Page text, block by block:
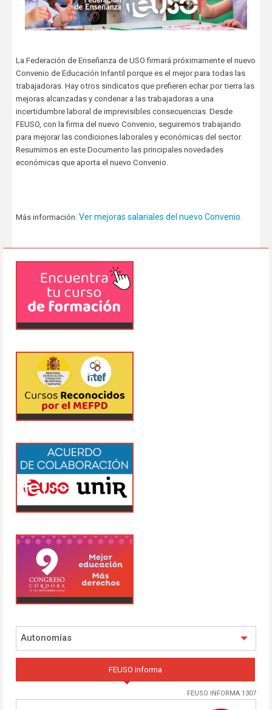
La Federación de Enseñanza de USO firmará próximamente el nuevo
Convenio de Educación Infantil porque es el mejor para todas las
trabajadoras. Hay otros sindicatos que prefieren echar por tierra las
mejoras alcanzadas y condenar a las trabajadoras a una
incertidumbre laboral de imprevisibles consecuencias. Desde
FEUSO, con la firma del nuevo Convenio, seguiremos trabajando
para mejorar las condiciones laborales y económicas del sector.
Resumimos en este Documento las principales novedades
económicas que aporta el nuevo Convenio.
Más información: Ver mejoras salariales del nuevo Convenio.
Autonomías
FEUSO informa
FEUSO INFORMA 1307